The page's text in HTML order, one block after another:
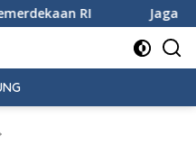
Pintu Gerbang